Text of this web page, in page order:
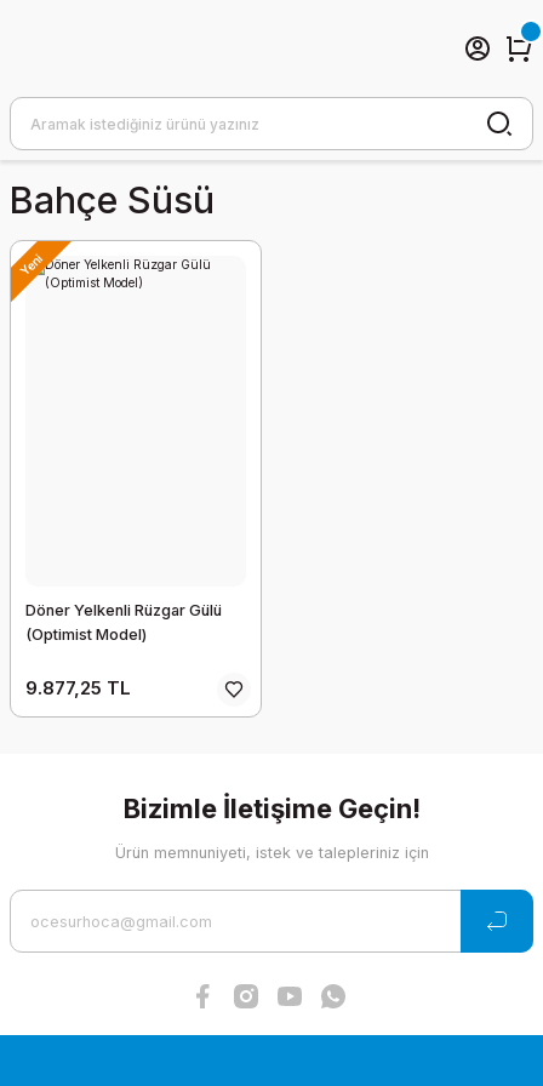
Bahçe Süsü
Yeni
Döner Yelkenli Rüzgar Gülü
(Optimist Model)
9.877,25 TL
Bizimle İletişime Geçin!
Ürün memnuniyeti, istek ve talepleriniz için